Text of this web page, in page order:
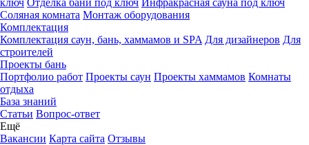
ключ Отделка бани под ключ Инфракрасная сауна под ключ
Соляная комната Монтаж оборудования
Комплектация
Комплектация саун, бань, хаммамов и SPA Для дизайнеров Для
строителей
Проекты бань
Портфолио работ Проекты саун Проекты хаммамов Комнаты
отдыха
База знаний
Статьи Вопрос-ответ
Ещё
Вакансии Карта сайта Отзывы